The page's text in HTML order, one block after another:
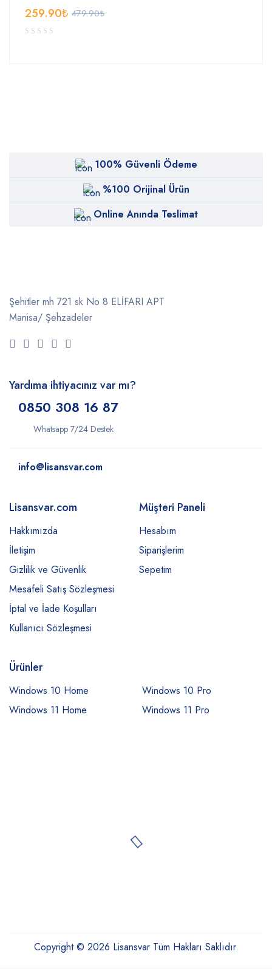
479.90₺
259.90₺
100% Güvenli Ödeme
%100 Orijinal Ürün
Online Anında Teslimat
Şehitler mh 721 sk No 8 ELİFARI APT
Manisa/ Şehzadeler
Yardıma ihtiyacınız var mı?
0850 308 16 87
Whatsapp 7/24 Destek
info@lisansvar.com
Lisansvar.com
Hakkımızda
İletişim
Gizlilik ve Güvenlik
Mesafeli Satış Sözleşmesi
İptal ve İade Koşulları
Kullanıcı Sözleşmesi
Müşteri Paneli
Hesabım
Siparişlerim
Sepetim
Ürünler
Windows 10 Home
Windows 10 Pro
Windows 11 Home
Windows 11 Pro
Copyright © 2026 Lisansvar Tüm Hakları Saklıdır.